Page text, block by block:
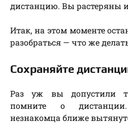
дистанцию. Вы растеряны
Итак, на этом моменте
разобраться — что же
Сохраняйте
Раз уж вы допустили
помните о
незнакомца ближе